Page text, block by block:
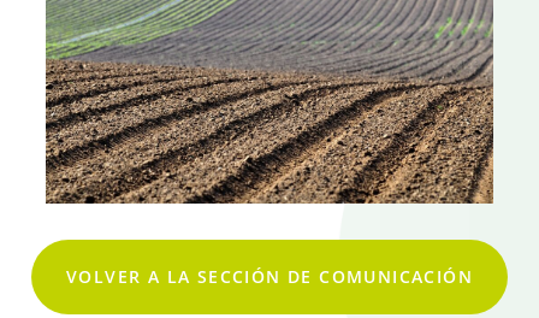
VOLVER A LA SECCIÓN DE COMUNICACIÓN